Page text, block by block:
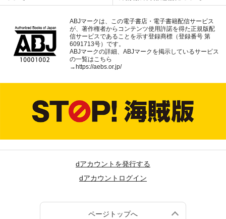
ABJマークは、この電子書店・電子書籍配信サービス
が、著作権者からコンテンツ使用許諾を得た正規版配
信サービスであることを示す登録商標（登録番号 第
6091713号）です。
ABJマークの詳細、ABJマークを掲示しているサービス
の一覧はこちら
→ https://aebs.or.jp/
dアカウントを発行する
dアカウントログイン
ページトップへ